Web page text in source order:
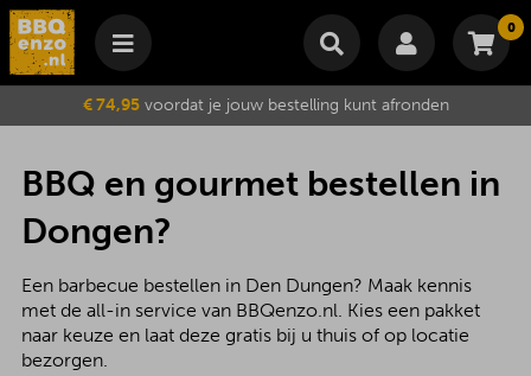
0
Winkelmand
Je winkelwagen is momenteel leeg.
Subtotaal €
Wijzig winkelmand Bestellen
€ 74,95voordat je jouw bestelling kunt afronden
BBQ en gourmet bestellen in
Dongen?
Een barbecue bestellen in Den Dungen? Maak kennis
met de all-in service van BBQenzo.nl. Kies een pakket
naar keuze en laat deze gratis bij u thuis of op locatie
bezorgen.